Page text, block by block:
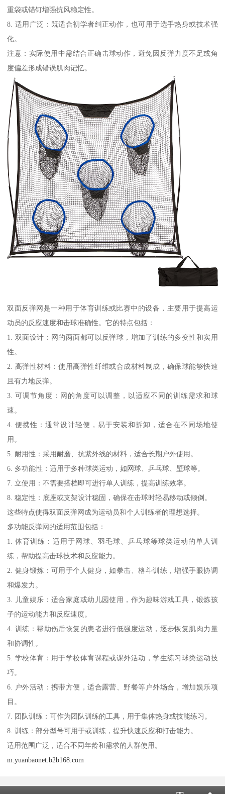
重袋或锚钉增强抗风稳定性。
8. 适用广泛：既适合初学者纠正动作，也可用于选手热身或技术强
化。
注意：实际使用中需结合正确击球动作，避免因反弹力度不足或角
度偏差形成错误肌肉记忆。
双面反弹网是一种用于体育训练或比赛中的设备，主要用于提高运
动员的反应速度和击球准确性。它的特点包括：
1. 双面设计：网的两面都可以反弹球，增加了训练的多变性和实用
性。
2. 高弹性材料：使用高弹性纤维或合成材料制成，确保球能够快速
且有力地反弹。
3. 可调节角度：网的角度可以调整，以适应不同的训练需求和球
速。
4. 便携性：通常设计轻便，易于安装和拆卸，适合在不同场地使
用。
5. 耐用性：采用耐磨、抗紫外线的材料，适合长期户外使用。
6. 多功能性：适用于多种球类运动，如网球、乒乓球、壁球等。
7. 立使用：不需要搭档即可进行单人训练，提高训练效率。
8. 稳定性：底座或支架设计稳固，确保在击球时轻易移动或倾倒。
这些特点使得双面反弹网成为运动员和个人训练者的理想选择。
多功能反弹网的适用范围包括：
1. 体育训练：适用于网球、羽毛球、乒乓球等球类运动的单人训
练，帮助提高击球技术和反应能力。
2. 健身锻炼：可用于个人健身，如拳击、格斗训练，增强手眼协调
和爆发力。
3. 儿童娱乐：适合家庭或幼儿园使用，作为趣味游戏工具，锻炼孩
子的运动能力和反应速度。
4. 训练：帮助伤后恢复的患者进行低强度运动，逐步恢复肌肉力量
和协调性。
5. 学校体育：用于学校体育课程或课外活动，学生练习球类运动技
巧。
6. 户外活动：携带方便，适合露营、野餐等户外场合，增加娱乐项
目。
7. 团队训练：可作为团队训练的工具，用于集体热身或技能练习。
8. 训练：部分型号可用于或训练，提升快速反应和打击能力。
适用范围广泛，适合不同年龄和需求的人群使用。
m.yuanbaonet.b2b168.com